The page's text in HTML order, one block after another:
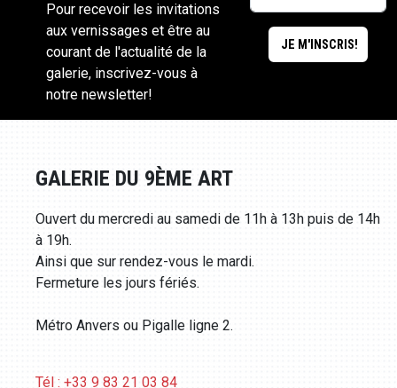
Pour recevoir les invitations
aux vernissages et être au
courant de l'actualité de la
galerie, inscrivez-vous à
notre newsletter!
GALERIE DU 9ÈME ART
Ouvert du mercredi au samedi de 11h à 13h puis de 14h
à 19h.
Ainsi que sur rendez-vous le mardi.
Fermeture les jours fériés.
Métro Anvers ou Pigalle ligne 2.
Tél : +33 9 83 21 03 84